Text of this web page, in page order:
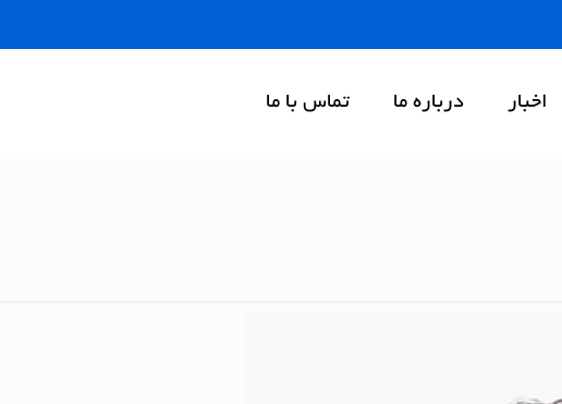
اخبار درباره ما تماس با ما